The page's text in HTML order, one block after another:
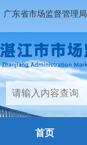
广东省市场监督管理局
首页